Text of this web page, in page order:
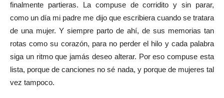
finalmente partieras. La compuse de corridito y sin parar,
como un día mi padre me dijo que escribiera cuando se tratara
de una mujer. Y siempre parto de ahí, de sus memorias tan
rotas como su corazón, para no perder el hilo y cada palabra
siga un ritmo que jamás deseo alterar. Por eso compuse esta
lista, porque de canciones no sé nada, y porque de mujeres tal
vez tampoco.